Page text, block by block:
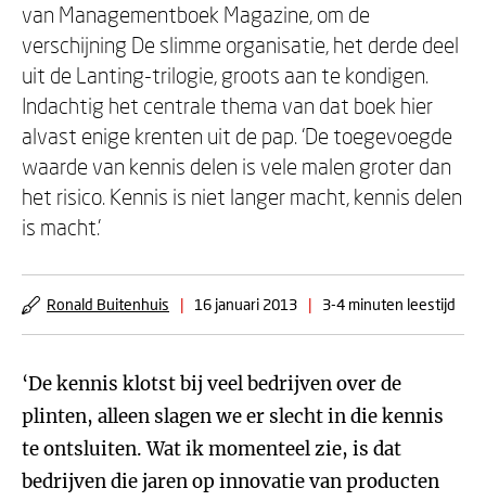
van Managementboek Magazine, om de
verschijning De slimme organisatie, het derde deel
uit de Lanting-trilogie, groots aan te kondigen.
Indachtig het centrale thema van dat boek hier
alvast enige krenten uit de pap. ‘De toegevoegde
waarde van kennis delen is vele malen groter dan
het risico. Kennis is niet langer macht, kennis delen
is macht.’
Ronald Buitenhuis | 16 januari 2013 | 3-4 minuten leestijd
‘De kennis klotst bij veel bedrijven over de
plinten, alleen slagen we er slecht in die kennis
te ontsluiten. Wat ik momenteel zie, is dat
bedrijven die jaren op innovatie van producten